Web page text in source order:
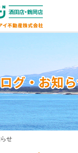
グ・お知
せ